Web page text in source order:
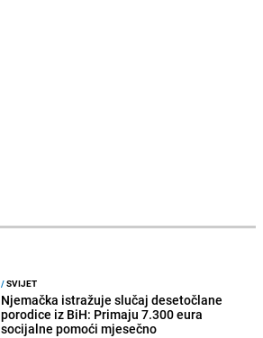
/SVIJET
Njemačka istražuje slučaj desetočlane
porodice iz BiH: Primaju 7.300 eura
socijalne pomoći mjesečno